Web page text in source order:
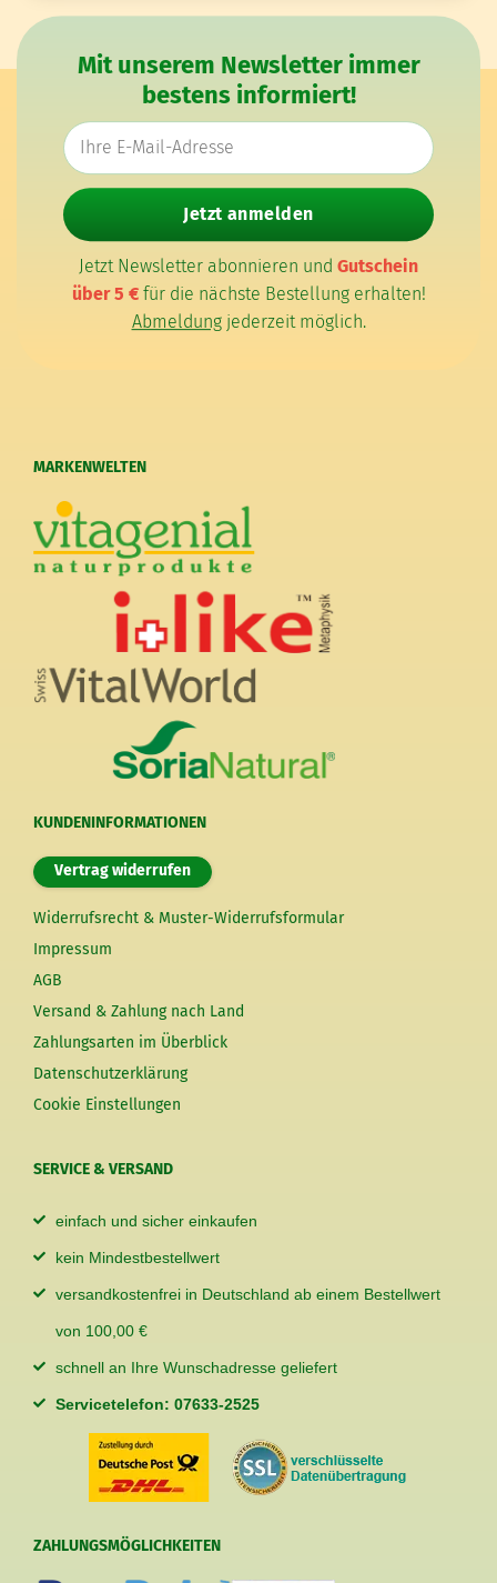
Mit unserem Newsletter immer
bestens informiert!
E-Mail-Adresse
Jetzt anmelden
Jetzt Newsletter abonnieren und Gutschein
über 5 €für die nächste Bestellung erhalten!
Abmeldungjederzeit möglich.
MARKENWELTEN
KUNDENINFORMATIONEN
Vertrag widerrufen
Widerrufsrecht & Muster-Widerrufsformular
Impressum
AGB
Versand & Zahlung nach Land
Zahlungsarten im Überblick
Datenschutzerklärung
Cookie Einstellungen
SERVICE & VERSAND
einfach und sicher einkaufen
kein Mindestbestellwert
versandkostenfrei in Deutschland ab einem Bestellwert
von 100,00 €
schnell an Ihre Wunschadresse geliefert
Servicetelefon: 07633-2525
ZAHLUNGSMÖGLICHKEITEN